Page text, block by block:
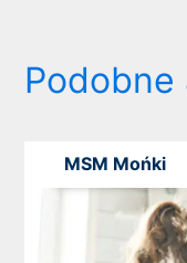
Podobne
MSM Mońki